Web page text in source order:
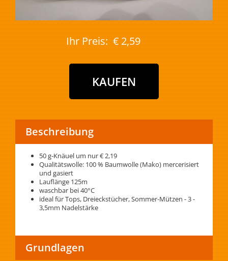
Ihr Preis: € 2,59
Beschreibung
50 g-Knäuel um nur € 2,19
Qualitätswolle: 100 % Baumwolle (Mako) mercerisiert
und gasiert
Lauflänge 125m
waschbar bei 40°C
ideal für Tops, Dreieckstücher, Sommer-Mützen - 3 -
3,5mm Nadelstärke
Grundlagen